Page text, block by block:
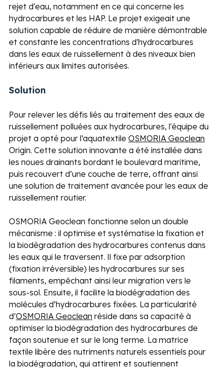
rejet d'eau, notamment en ce qui concerne les
hydrocarbures et les HAP. Le projet exigeait une
solution capable de réduire de manière démontrable
et constante les concentrations d'hydrocarbures
dans les eaux de ruissellement à des niveaux bien
inférieurs aux limites autorisées.
Solution
Pour relever les défis liés au traitement des eaux de
ruissellement polluées aux hydrocarbures, l'équipe du
projet a opté pour l’aquatextile OSMORIA Geoclean
Origin. Cette solution innovante a été installée dans
les noues drainants bordant le boulevard maritime,
puis recouvert d’une couche de terre, offrant ainsi
une solution de traitement avancée pour les eaux de
ruissellement routier.
OSMORIA Geoclean fonctionne selon un double
mécanisme : il optimise et systématise la fixation et
la biodégradation des hydrocarbures contenus dans
les eaux qui le traversent. Il fixe par adsorption
(fixation irréversible) les hydrocarbures sur ses
filaments, empêchant ainsi leur migration vers le
sous-sol. Ensuite, il facilite la biodégradation des
molécules d’hydrocarbures fixées. La particularité
d’OSMORIA Geoclean réside dans sa capacité à
optimiser la biodégradation des hydrocarbures de
façon soutenue et sur le long terme. La matrice
textile libère des nutriments naturels essentiels pour
la biodégradation, qui attirent et soutiennent